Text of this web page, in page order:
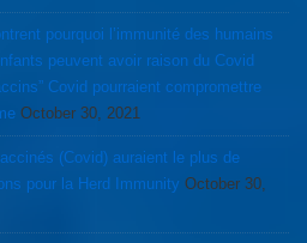
pourquoi l’immunité des humains
peuvent avoir raison du Covid
Covid pourraient compromettre
October 30, 2021
(Covid) auraient le plus de
pour la Herd Immunity October 30,